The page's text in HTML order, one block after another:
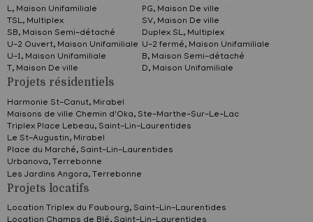
L, Maison Unifamiliale
PG, Maison De ville
TSL, Multiplex
SV, Maison De ville
SB, Maison Semi-détaché
Duplex SL, Multiplex
U-2 Ouvert, Maison Unifamiliale U-2 fermé, Maison Unifamiliale
U-1, Maison Unifamiliale
B, Maison Semi-détaché
T, Maison De ville
D, Maison Unifamiliale
Projets résidentiels
Harmonie St-Canut, Mirabel
Maisons de ville Chemin d'Oka,Ste-Marthe-Sur-Le-Lac
Triplex Place Lebeau,Saint-Lin-Laurentides
Le St-Augustin, Mirabel
Place du Marché,Saint-Lin-Laurentides
Urbanova, Terrebonne
Les Jardins Angora,Terrebonne
Projets locatifs
Location Triplex du Faubourg,Saint-Lin-Laurentides